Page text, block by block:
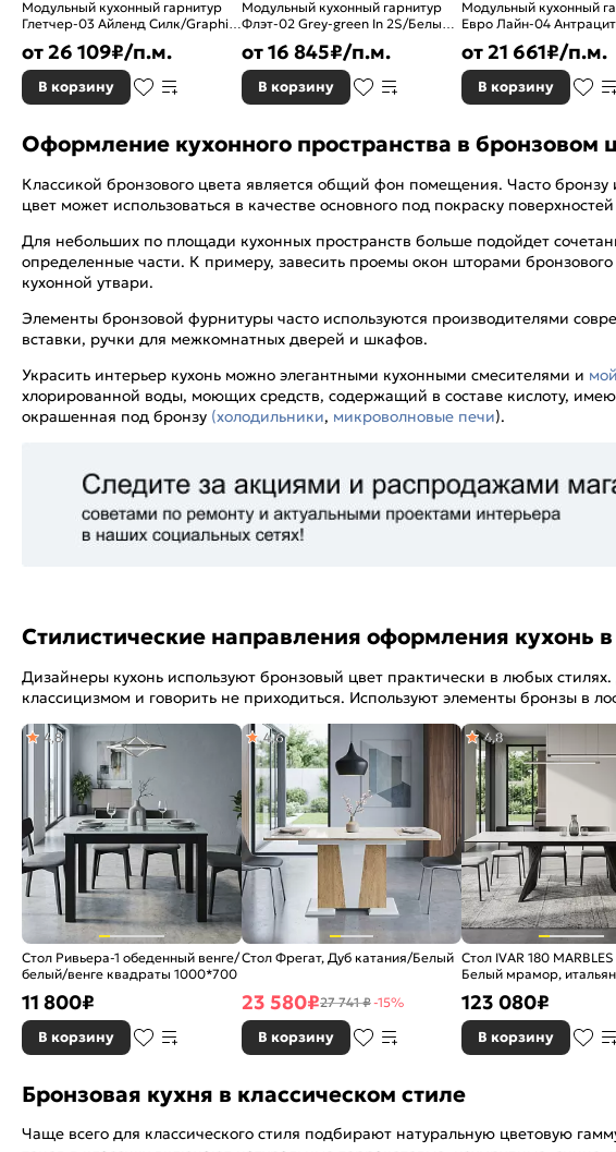
Модульный кухонный гарнитур
Глетчер-03 Айленд Силк/Graphite
2140x1200/2000x600
от26 109₽/п.м.
В корзину
Модульный кухонный гарнитур
Флэт-02 Grey-green In 2S/Белый
2340x2390/1700x600
от16 845₽/п.м.
В корзину
Модульный кухонный
Евро Лайн-04
2500x2400/1890x600
от21 661₽/п.м.
В корзину
Оформление кухонного пространства в бронзовом
Классикой бронзового цвета является общий фон помещения. Часто бронзу
цвет может использоваться в качестве основного под покраску
Для небольших по площади кухонных пространств больше подойдет
определенные части. К примеру, завесить проемы окон шторами бронзового
кухонной утвари.
Элементы бронзовой фурнитуры часто используются производителями
вставки, ручки для межкомнатных дверей и шкафов.
Украсить интерьер кухонь можно элегантными кухонными смесителями и
хлорированной воды, моющих средств, содержащий в составе кислоту,
окрашенная под бронзу (холодильники, микроволновые печи).
Стилистические направления оформления кухонь
Дизайнеры кухонь используют бронзовый цвет практически в любых
классицизмом и говорить не приходиться. Используют элементы бронзы в
Стол Ривьера-1 обеденный венге/
белый/венге квадраты 1000*700
4,8
11 800₽
В корзину
Стол Фрегат, Дуб катания/Белый
4,6
23 580₽27 741 ₽-15%
В корзину
Стол IVAR 180
Белый мрамор,
4,8
123 080₽
В корзину
Бронзовая кухня в классическом стиле
Чаще всего для классического стиля подбирают натуральную цветовую